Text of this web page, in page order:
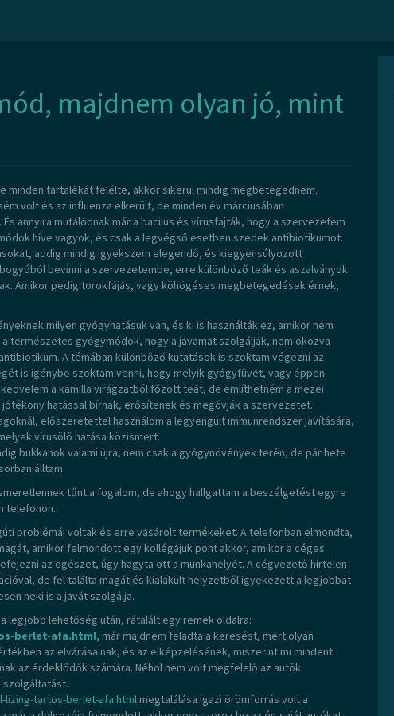
majdnem olyan jó, mint
minden tartalékát felélte, akkor sikerül mindig megbetegednem.
volt és az influenza elkerült, de minden év márciusában
annyira mutálódnak már a bacilus és vírusfajták, hogy a szervezetem
híve vagyok, és csak a legvégső esetben szedek antibiotikumot.
addig mindig igyekszem elegendő, és kiegyensúlyozott
bevinni a szervezetembe, erre különböző teák és aszalványok
Amikor pedig torokfájás, vagy köhögéses megbetegedések érnek,
milyen gyógyhatásuk van, és ki is használták ez, amikor nem
természetes gyógymódok, hogy a javamat szolgálják, nem okozva
A témában különböző kutatások is szoktam végezni az
is igénybe szoktam venni, hogy melyik gyógyfüvet, vagy éppen
a kamilla virágzatból főzött teát, de említhetném a mezei
hatással bírnak, erősítenek és megóvják a szervezetet.
előszeretettel használom a legyengült immunrendszer javítására,
vírusölő hatása közismert.
bukkanok valami újra, nem csak a gyógynövények terén, de pár hete
álltam.
tűnt a fogalom, de ahogy hallgattam a beszélgetést egyre
telefonon.
problémái voltak és erre vásárolt termékeket. A telefonban elmondta,
amikor felmondott egy kollégájuk pont akkor, amikor a céges
az egészet, úgy hagyta ott a munkahelyét. A cégvezető hirtelen
de fel találta magát és kialakult helyzetből igyekezett a legjobbat
neki is a javát szolgálja.
legjobb lehetőség után, rátalált egy remek oldalra:
berlet-afa.html,már majdnem feladta a keresést, mert olyan
az elvárásainak, és az elképzelésének, miszerint mi mindent
az érdeklődők számára. Néhol nem volt megfelelő az autók
tartos-berlet-afa.htmlmegtalálása igazi örömforrás volt a